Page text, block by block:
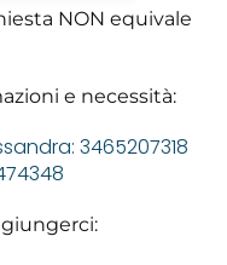
NON equivale
e necessità:
3465207318